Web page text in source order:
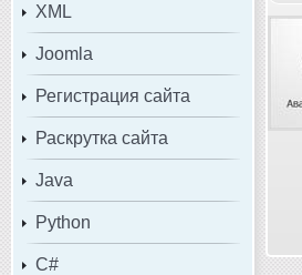
XML
Joomla
Регистрация сайта
Раскрутка сайта
Java
Python
C#